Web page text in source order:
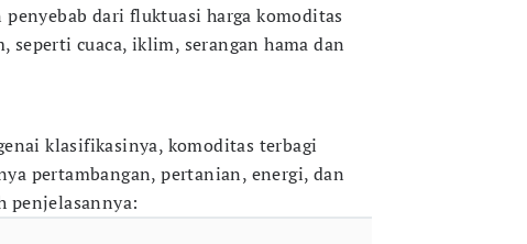
dari fluktuasi harga komoditas
cuaca, iklim, serangan hama dan
klasifikasinya, komoditas terbagi
pertambangan, pertanian, energi, dan
penjelasannya: